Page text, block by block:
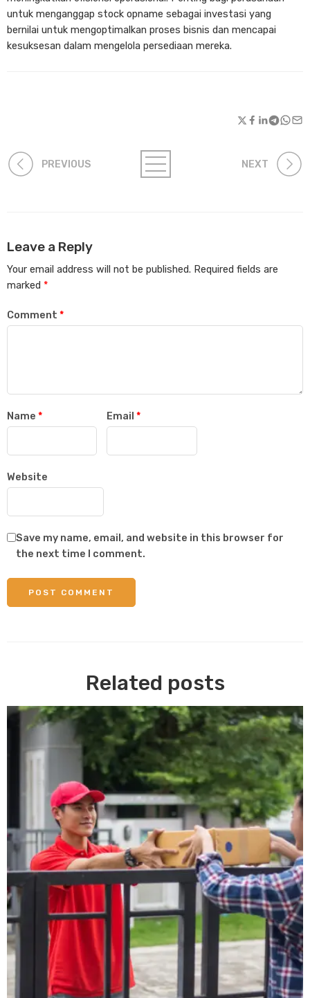
untuk menganggap stock opname sebagai investasi yang
bernilai untuk mengoptimalkan proses bisnis dan mencapai
kesuksesan dalam mengelola persediaan mereka.
PREVIOUS NEXT
Leave a Reply
Your email address will not be published. Required fields are
marked *
Comment *
Name * Email*
Website
Save my name, email, and website in this browser for
the next time I comment.
Related posts